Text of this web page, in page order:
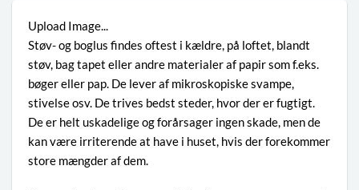
Upload Image...
Støv- og boglus findes oftest i kældre, på loftet, blandt
støv, bag tapet eller andre materialer af papir som f.eks.
bøger eller pap. De lever af mikroskopiske svampe,
stivelse osv. De trives bedst steder, hvor der er fugtigt.
De er helt uskadelige og forårsager ingen skade, men de
kan være irriterende at have i huset, hvis der forekommer
store mængder af dem.